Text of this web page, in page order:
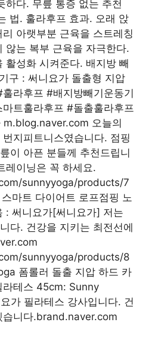
하다. 무릎 통증 없는 추천
법. 훌라후프 효과. 오래 앉
아랫부분 근육을 스트레칭
않는 복부 근육을 자극한다.
활성화 시켜준다. 배지방 빼
구 : 써니요가 돌출형 지압
라후프 #배지방빼기운동기
트훌라후프 #돌출훌라후프
m.blog.naver.com 오늘의
지피트니스였습니다. 점핑
이 아픈 분들께 추천드립니
레이닝은 꼭 하세요.
sunnyyoga/products/7
마트 다이어트 로프점핑 노
: 써니요가[써니요가] 저는
다. 건강을 지키는 최전선에
sunnyyoga/products/8
폼롤러 돌출 지압 하드 카
라테스 45cm: Sunny
가 필라테스 강사입니다. 건
습니다.brand.naver.com